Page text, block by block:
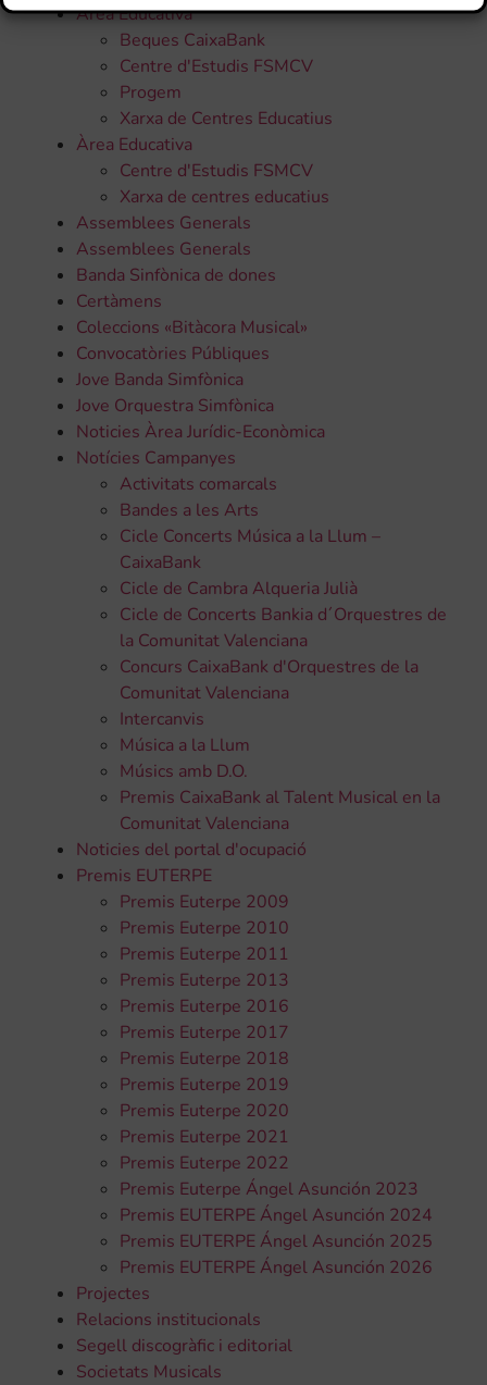
Àrea Educativa
Beques CaixaBank
Centre d'Estudis FSMCV
Progem
Xarxa de Centres Educatius
Àrea Educativa
Centre d'Estudis FSMCV
Xarxa de centres educatius
Assemblees Generals
Assemblees Generals
Banda Sinfònica de dones
Certàmens
Coleccions «Bitàcora Musical»
Convocatòries Públiques
Jove Banda Simfònica
Jove Orquestra Simfònica
Noticies Àrea Jurídic-Econòmica
Notícies Campanyes
Activitats comarcals
Bandes a les Arts
Cicle Concerts Música a la Llum –
CaixaBank
Cicle de Cambra Alqueria Julià
Cicle de Concerts Bankia d´Orquestres de
la Comunitat Valenciana
Concurs CaixaBank d'Orquestres de la
Comunitat Valenciana
Intercanvis
Música a la Llum
Músics amb D.O.
Premis CaixaBank al Talent Musical en la
Comunitat Valenciana
Noticies del portal d'ocupació
Premis EUTERPE
Premis Euterpe 2009
Premis Euterpe 2010
Premis Euterpe 2011
Premis Euterpe 2013
Premis Euterpe 2016
Premis Euterpe 2017
Premis Euterpe 2018
Premis Euterpe 2019
Premis Euterpe 2020
Premis Euterpe 2021
Premis Euterpe 2022
Premis Euterpe Ángel Asunción 2023
Premis EUTERPE Ángel Asunción 2024
Premis EUTERPE Ángel Asunción 2025
Premis EUTERPE Ángel Asunción 2026
Projectes
Relacions institucionals
Segell discogràfic i editorial
Societats Musicals